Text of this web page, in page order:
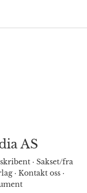
AS
· Sakset/fra
· Kontakt oss·